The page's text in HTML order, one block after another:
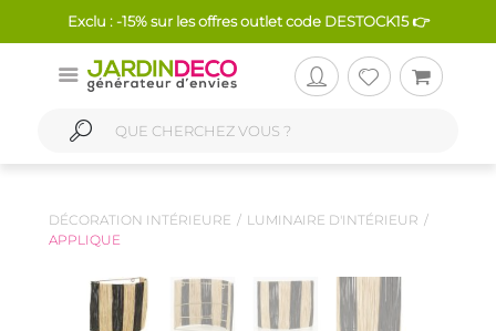
Exclu : -15% sur les offres outlet code DESTOCK15 👉
DÉCORATION INTÉRIEURE
LUMINAIRE D'INTÉRIEUR
APPLIQUE